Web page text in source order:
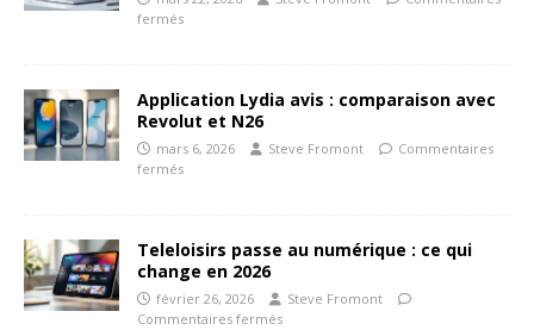
fermés
Application Lydia avis : comparaison avec
Revolut et N26
mars 6, 2026 Steve Fromont
Commentaires
fermés
Teleloisirs passe au numérique : ce qui
change en 2026
février 26, 2026
Steve Fromont
Commentaires fermés